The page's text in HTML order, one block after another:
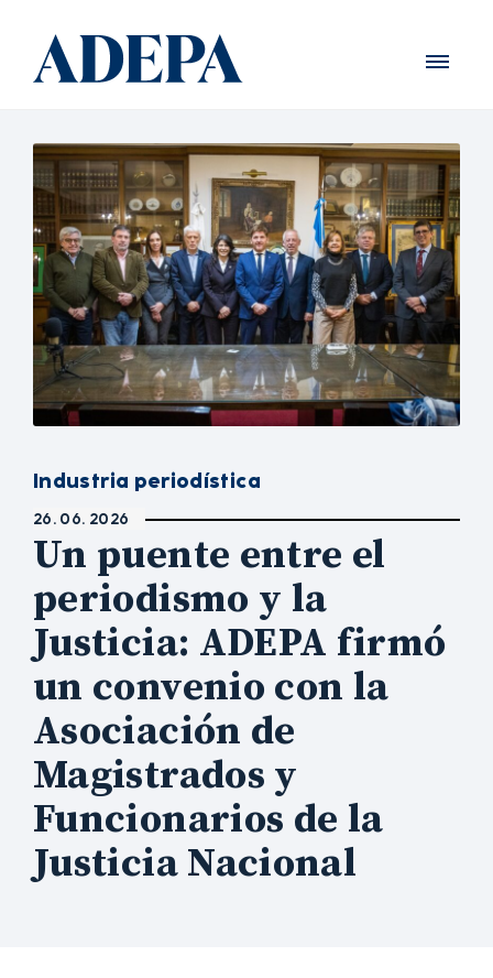
Industria periodística
26. 06. 2026
Un puente entre el
periodismo y la
Justicia: ADEPA firmó
un convenio con la
Asociación de
Magistrados y
Funcionarios de la
Justicia Nacional